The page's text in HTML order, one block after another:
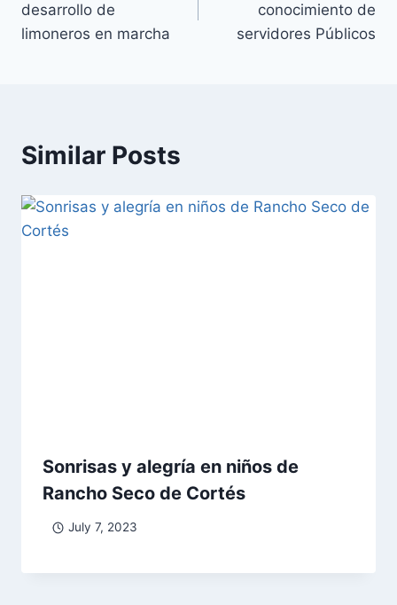
desarrollo de
limoneros en marcha
conocimiento de
servidores Públicos
Similar Posts
Sonrisas y alegría en niños de
Rancho Seco de Cortés
July 7, 2023